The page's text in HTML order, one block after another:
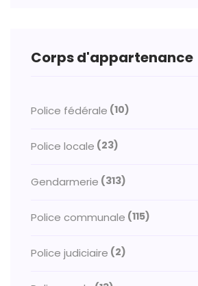
Corps d'appartenance
Police fédérale (10)
Police locale (23)
Gendarmerie (313)
Police communale (115)
Police judiciaire (2)